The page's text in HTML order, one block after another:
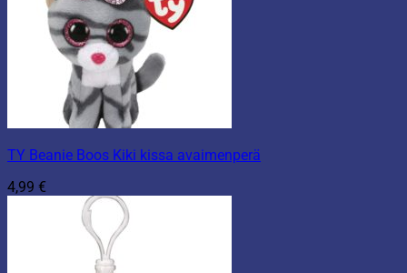
TY Beanie Boos Kiki kissa avaimenperä
4,99 €